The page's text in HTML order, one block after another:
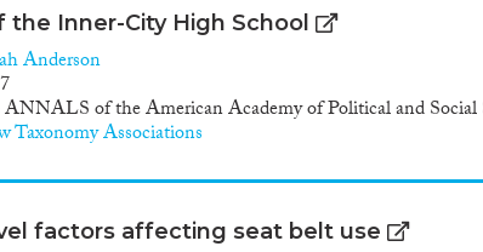
Inner-City High School
Anderson
ANNALS of the American Academy of Political and Social
Taxonomy Associations
factors affecting seat belt use